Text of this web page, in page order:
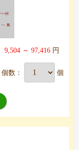
9,504 ～ 97,416 円
個数： 個